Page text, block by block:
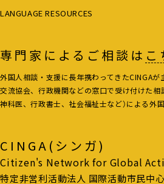
LANGUAGE RESOURCES
CINGA(シンガ)
Citizen's Network for Global
特定非営利活動法人 国際活動市民中心
専門家によるご相談は こ
外国人相談・支援に長年携わってきたCINGA
交流協会、行政機関などの窓口で受け付けた相
神科医、行政書士、社会福祉士など）による外